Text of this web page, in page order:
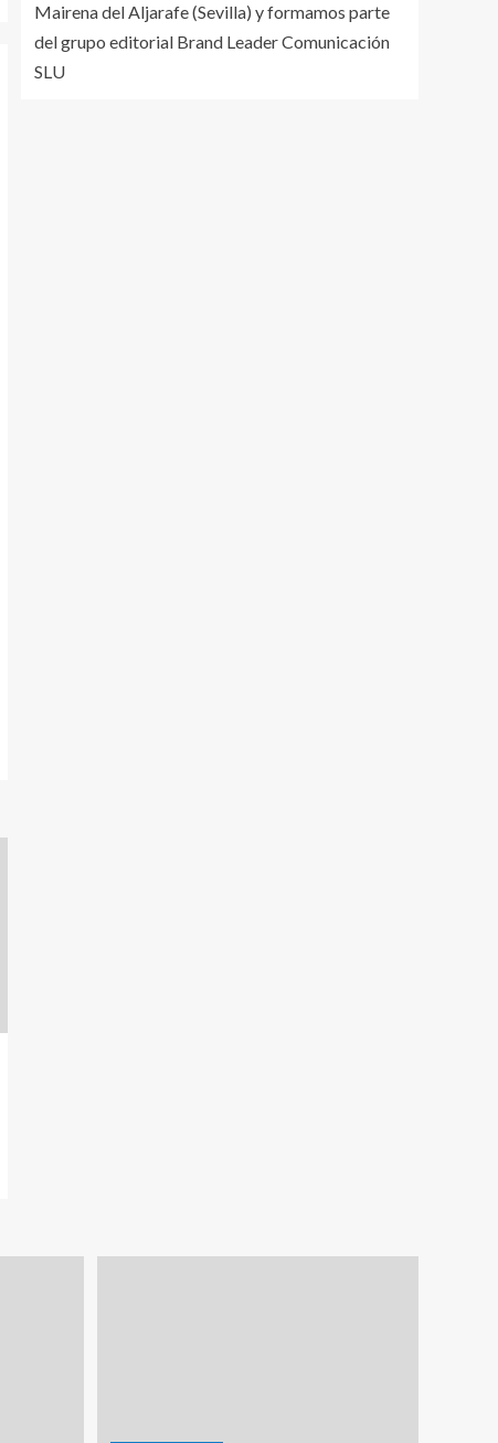
Mairena del Aljarafe (Sevilla) y formamos parte
del grupo editorial Brand Leader Comunicación
SLU